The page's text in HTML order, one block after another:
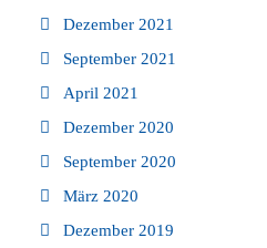
Dezember 2021
September 2021
April 2021
Dezember 2020
September 2020
März 2020
Dezember 2019